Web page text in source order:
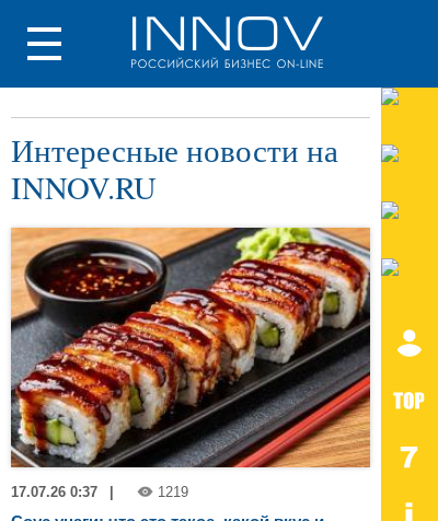
Интересные новости на
INNOV.RU
17.07.26 0:37 1219